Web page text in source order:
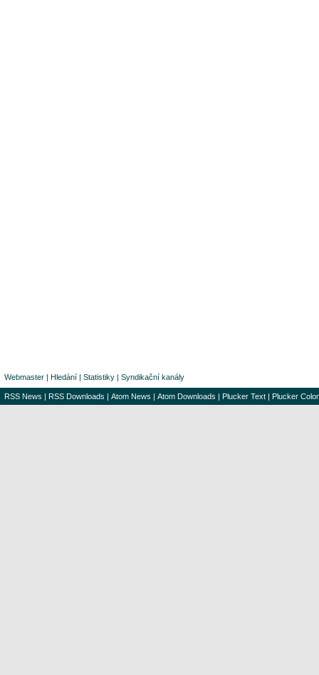
Webmaster | Hledání | Statistiky | Syndikační kanály
RSS News | RSS Downloads | Atom News | Atom Downloads | Plucker Text | Plucker Color